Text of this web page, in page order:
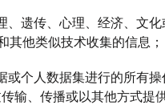
、遗传、心理、经济、文
其他类似技术收集的信息；
或个人数据集进行的所有
输、传播或以其他方式提